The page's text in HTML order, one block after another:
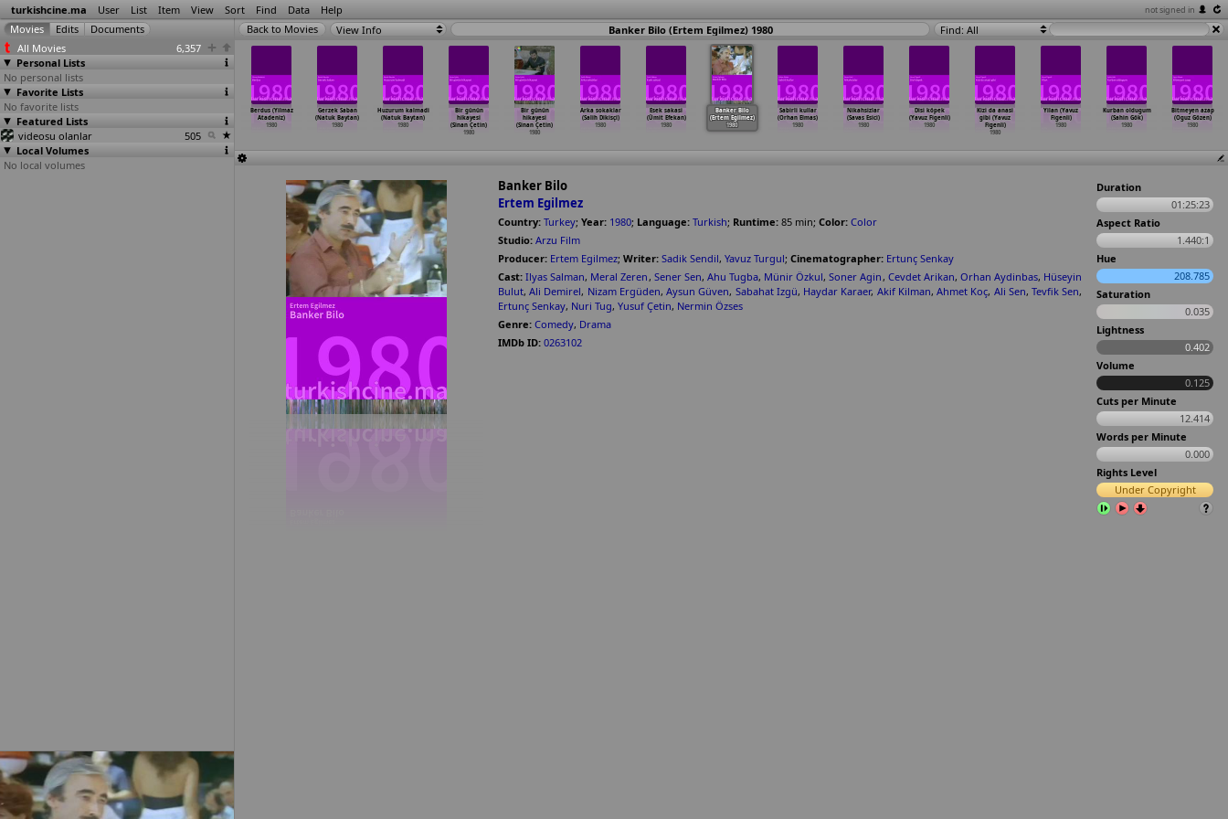
turkishcine.ma User List Item View Sort Find Data Help not signed in
All Movies
6,357
Personal Lists
No personal lists
Favorite Lists
No favorite lists
Featured Lists
videosu olanlar
505
Local Volumes
No local volumes
View Info Banker Bilo (Ertem Egilmez) 1980 Find: All
Thousand
in the
a Arin)
1980
Kartal murat
(Cüneyt Arkin)
1980
Berdus (Yilmaz
Atadeniz)
1980
Gerzek Saban
(Natuk Baytan)
1980
Huzurum kalmadi
(Natuk Baytan)
1980
Bir günün
hikayesi
(Sinan Çetin)
1980
Bir günün
hikayesi
(Sinan Çetin)
1980
Arka sokaklar
(Salih Dikisçi)
1980
Esek sakasi
(Ümit Efekan)
1980
Banker Bilo
(Ertem Egilmez)
1980
Sabirli kullar
(Orhan Elmas)
1980
Nikahsizlar
(Savas Esici)
1980
Disi köpek
(Yavuz Figenli)
1980
Kizi da anasi
gibi (Yavuz
Figenli)
1980
Yilan (Yavuz
Figenli)
1980
Kurban oldugum
(Sahin Gök)
1980
Bitmeyen azap
(Oguz Gözen)
1980
Banker Bilo
Ertem Egilmez
Country: Turkey; Year: 1980; Language: Turkish; Runtime: 85 min; Color: Color
Studio: Arzu Film
Producer: Ertem Egilmez; Writer: Sadik Sendil, Yavuz Turgul; Cinematographer: Ertunç Senkay
Cast: Ilyas Salman, Meral Zeren, Sener Sen, Ahu Tugba, Münir Özkul,Soner Agin, Cevdet Arikan, Orhan Aydinbas, Hüseyin
Bulut,Ali Demirel, Nizam Ergüden,Aysun Güven, Sabahat Izgü, Haydar Karaer, Akif Kilman,Ahmet Koç, Ali Sen, Tevfik Sen,
Ertunç Senkay, Nuri Tug, Yusuf Çetin, Nermin Özses
Genre: Comedy, Drama
IMDb ID: 0263102
Duration
01:25:23
Aspect Ratio
1.440:1
Hue
208.785
Saturation
0.035
Lightness
0.402
Volume
0.125
Cuts per Minute
12.414
Words per Minute
0.000
Rights Level
Under Copyright